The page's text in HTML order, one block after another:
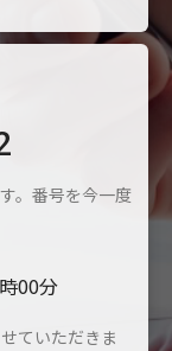
。番号を今一度
00分
ていただきま